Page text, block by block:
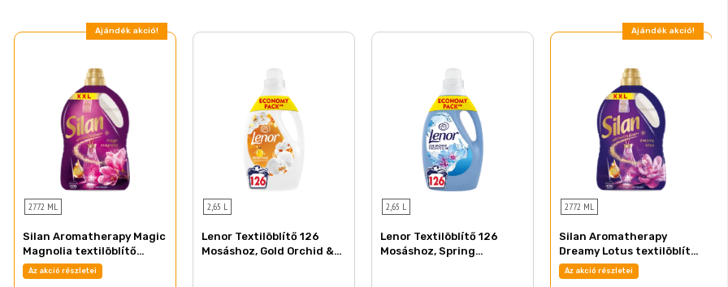
Ajándék akció!
2772 ML
Silan Aromatherapy Magic
Magnolia textilöblítő
koncentrátum 126 mosás
2772 ml
Az akció részletei
2,65 L
Lenor Textilöblítő 126
Mosáshoz, Gold Orchid &
2,65 L
Lenor Textilöblítő 126
Mosáshoz, Spring
Ajándék akció!
2772 ML
Silan Aromatherapy
Dreamy Lotus textilöblítő
koncentrátum 126 mosás
2772 ml
Az akció részletei